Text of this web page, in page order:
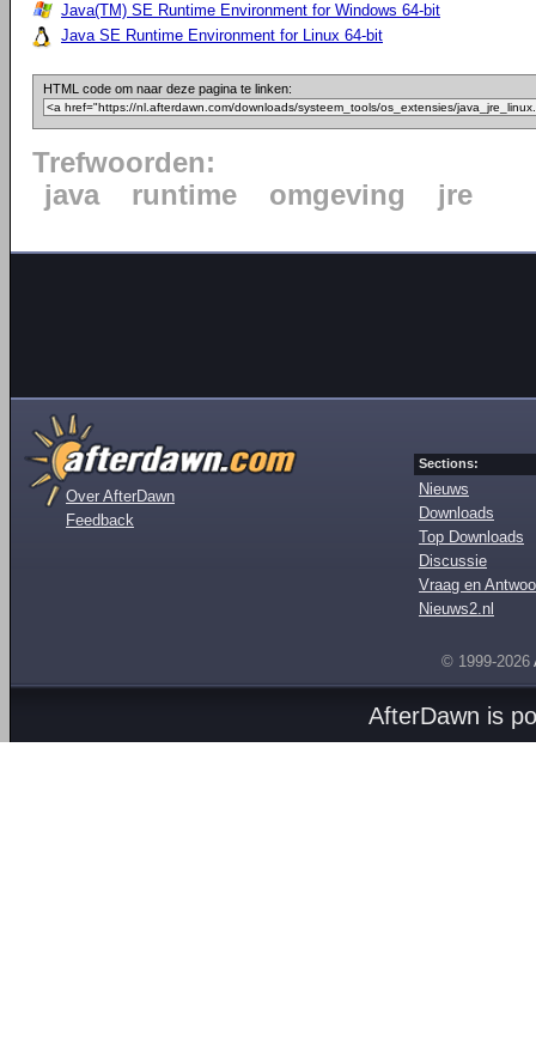
Java(TM) SE Runtime Environment for Windows 64-bit
Java SE Runtime Environment for Linux 64-bit
HTML code om naar deze pagina te linken:
Trefwoorden:
java
runtime omgeving jre
Over AfterDawn
Feedback
Sections:
Nieuws
Downloads
Top Downloads
Discussie
Vraag en
Nieuws2.nl
© 1999-2026
AfterDawn is